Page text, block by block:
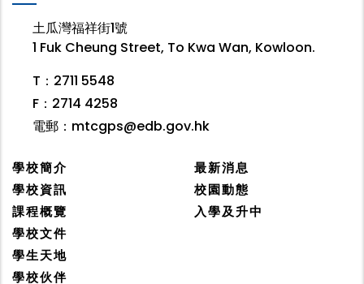
土瓜灣福祥街1號
1 Fuk Cheung Street, To Kwa Wan, Kowloon.
T：2711 5548
F：2714 4258
電郵： mtcgps@edb.gov.hk
學校簡介
學校資訊
課程概覽
學校文件
學生天地
學校伙伴
最新消息
校園動態
入學及升中